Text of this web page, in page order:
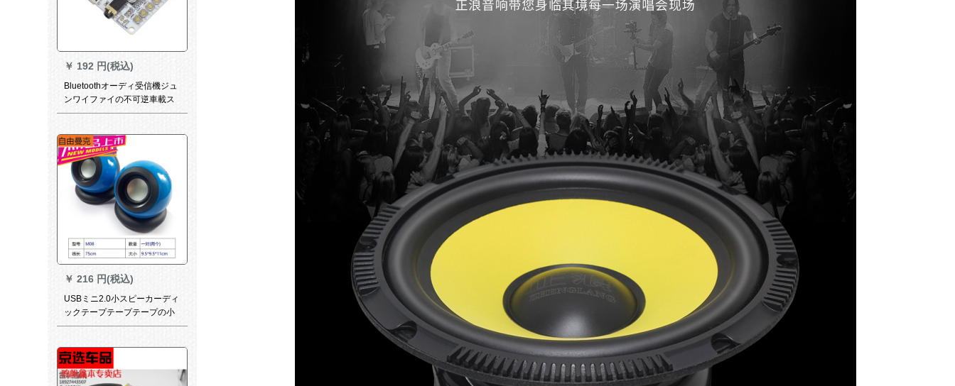
￥ 192 円(税込)
Bluetoothオーディ受信機ジュ
ンワイファイの不可逆車載ス
ピはBluetooth 4.2回路基板の
す。
￥ 216 円(税込)
USBミニ2.0小スピーカーディ
ックテープテープテープの小
型スピーセブン7167 M【青】